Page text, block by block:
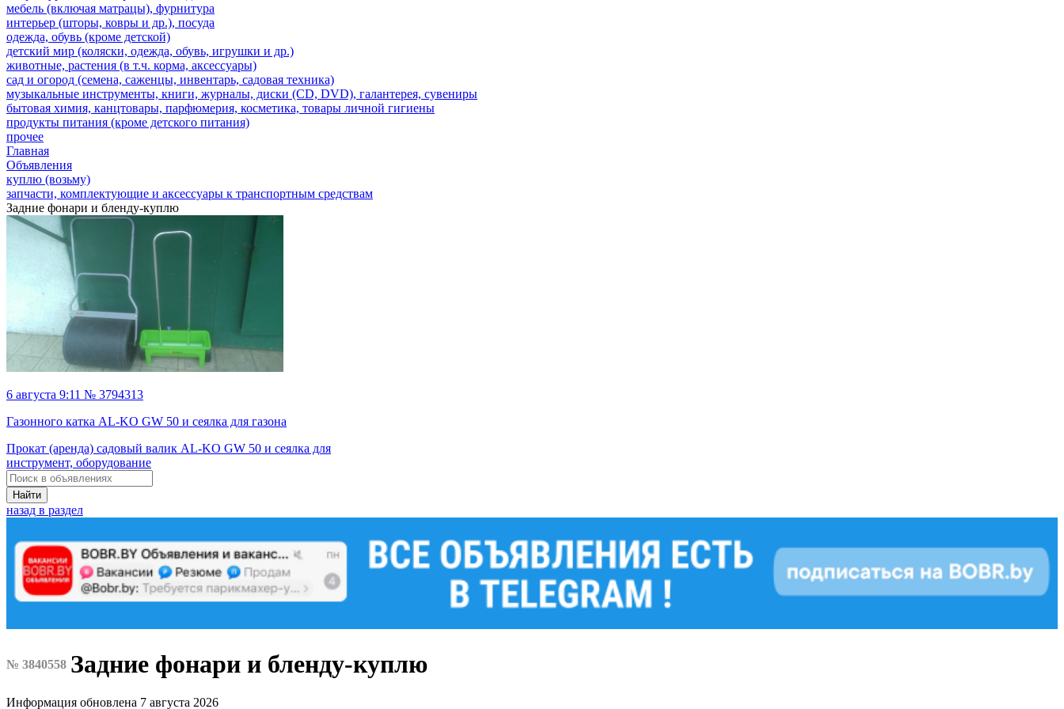
мебель (включая матрацы), фурнитура
интерьер (шторы, ковры и др.), посуда
одежда, обувь (кроме детской)
детский мир (коляски, одежда, обувь, игрушки и др.)
животные, растения (в т.ч. корма, аксессуары)
сад и огород (семена, саженцы, инвентарь, садовая техника)
музыкальные инструменты, книги, журналы, диски (CD, DVD), галантерея, сувениры
бытовая химия, канцтовары, парфюмерия, косметика, товары личной гигиены
продукты питания (кроме детского питания)
прочее
Главная
Объявления
куплю (возьму)
запчасти, комплектующие и аксессуары к транспортным средствам
Задние фонари и бленду-куплю
6 августа 9:11 № 3794313
Газонного катка AL-KO GW 50 и сеялка для газона
Прокат (аренда) садовый валик AL-KO GW 50 и сеялка для
инструмент, оборудование
Найти
назад в раздел
№ 3840558 Задние фонари и бленду-куплю
Информация обновлена 7 августа 2026